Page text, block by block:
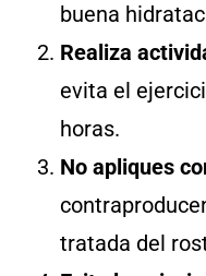
buena
Realiza
evita el
horas.
No apliques
tratada del